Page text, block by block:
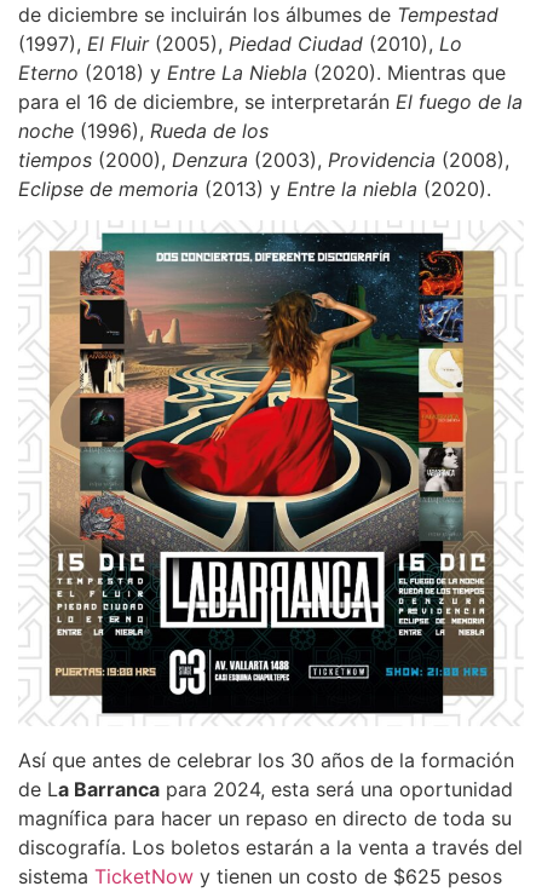
de diciembre se incluirán los álbumes de Tempestad
(1997), El Fluir(2005), Piedad Ciudad (2010), Lo
Eterno (2018) y Entre La Niebla (2020). Mientras que
para el 16 de diciembre, se interpretarán El fuego de la
noche (1996), Rueda de los
tiempos (2000), Denzura (2003), Providencia (2008),
Eclipse de memoria (2013) y Entre la niebla (2020).
Así que antes de celebrar los 30 años de la formación
de La Barranca para 2024, esta será una oportunidad
magnífica para hacer un repaso en directo de toda su
discografía. Los boletos estarán a la venta a través del
sistema TicketNow y tienen un costo de $625 pesos